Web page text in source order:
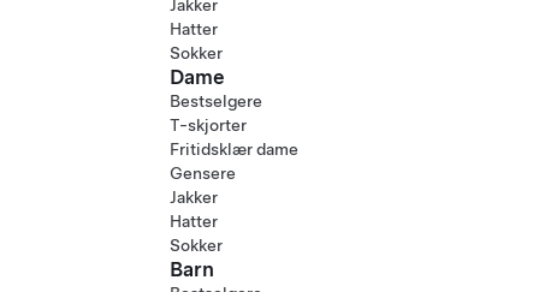
Jakker
Hatter
Sokker
Dame
Bestselgere
T-skjorter
Fritidsklær dame
Gensere
Jakker
Hatter
Sokker
Barn